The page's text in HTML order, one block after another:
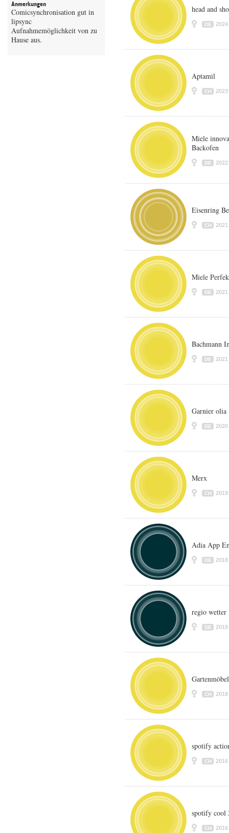
Anmerkungen
Comicsynchronisation gut in
lipsync
Aufnahmemöglichkeit von zu
Hause aus.
head and
DE 2024
Aptamil
CH 2023
Miele
Backofen
DE 2022
Eisenring
CH 2021
Miele
DE 2021
Bachmann
DE 2021
Garnier olia
DE 2020
Merx
CH 2019
Adia App
DE 2018
regio wetter
DE 2018
Gartenmöbel
CH 2018
spotify
CH 2016
spotify cool
CH 2016